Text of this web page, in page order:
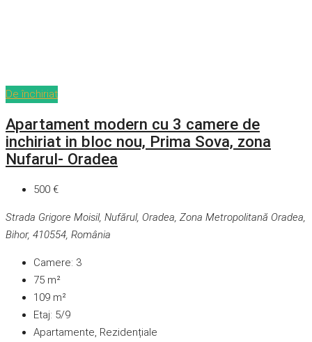
De închiriat
Apartament modern cu 3 camere de
inchiriat in bloc nou, Prima Sova, zona
Nufarul- Oradea
500 €
Strada Grigore Moisil, Nufărul, Oradea, Zona Metropolitană Oradea,
Bihor, 410554, România
Camere: 3
75 m²
109 m²
Etaj: 5/9
Apartamente, Rezidențiale